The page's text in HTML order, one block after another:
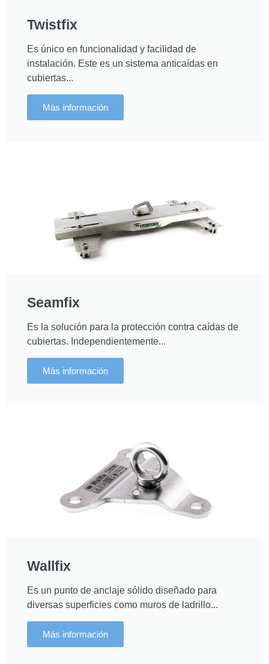
Twistfix
Es único en funcionalidad y facilidad de
instalación. Este es un sistema anticaídas en
cubiertas...
Más información
Seamfix
Es la solución para la protección contra caídas de
cubiertas. Independientemente...
Más información
Wallfix
Es un punto de anclaje sólido diseñado para
diversas superficies como muros de ladrillo...
Más información